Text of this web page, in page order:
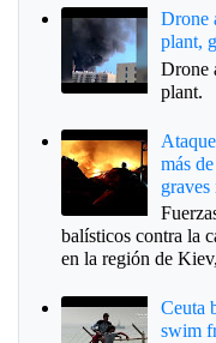
Drone
plant,
Drone
plant.
más
balísticos contra la
en la región de
Ceuta
swim